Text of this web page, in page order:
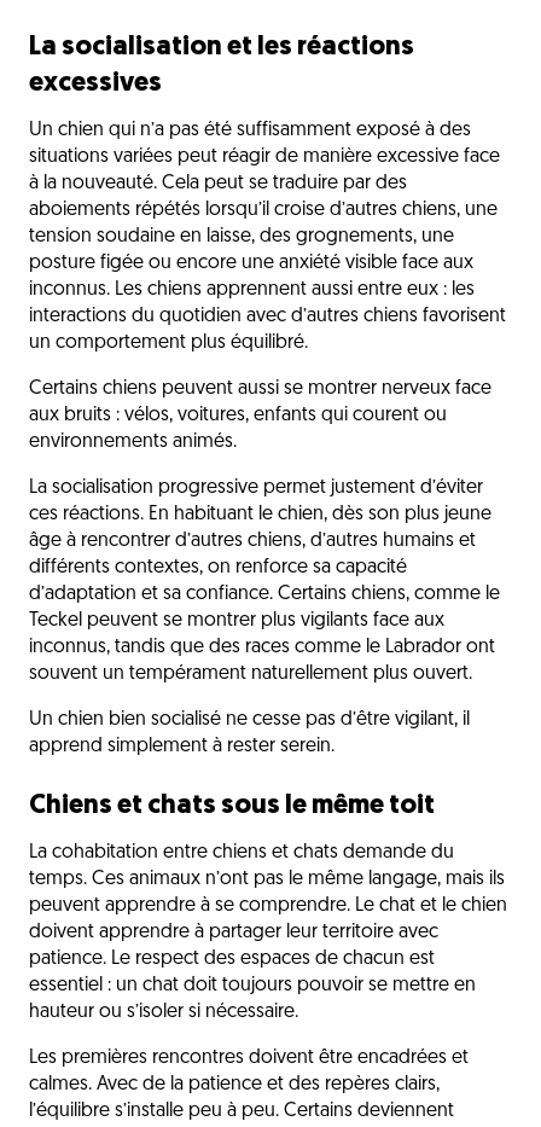
La socialisation et les réactions
excessives
Un chien qui n’a pas été suffisamment exposé à des
situations variées peut réagir de manière excessive face
à la nouveauté. Cela peut se traduire par des
aboiements répétés lorsqu’il croise d’autres chiens, une
tension soudaine en laisse, des grognements, une
posture figée ou encore une anxiété visible face aux
inconnus. Les chiens apprennent aussi entre eux : les
interactions du quotidien avec d’autres chiens favorisent
un comportement plus équilibré.
Certains chiens peuvent aussi se montrer nerveux face
aux bruits : vélos, voitures, enfants qui courent ou
environnements animés.
La socialisation progressive permet justement d’éviter
ces réactions. En habituant le chien, dès son plus jeune
âge à rencontrer d’autres chiens, d’autres humains et
différents contextes, on renforce sa capacité
d’adaptation et sa confiance. Certains chiens, comme le
Teckel peuvent se montrer plus vigilants face aux
inconnus, tandis que des races comme le Labrador ont
souvent un tempérament naturellement plus ouvert.
Un chien bien socialisé ne cesse pas d’être vigilant, il
apprend simplement à rester serein.
Chiens et chats sous le même toit
La cohabitation entre chiens et chats demande du
temps. Ces animaux n’ont pas le même langage, mais ils
peuvent apprendre à se comprendre. Le chat et le chien
doivent apprendre à partager leur territoire avec
patience. Le respect des espaces de chacun est
essentiel : un chat doit toujours pouvoir se mettre en
hauteur ou s’isoler si nécessaire.
Les premières rencontres doivent être encadrées et
calmes. Avec de la patience et des repères clairs,
l’équilibre s’installe peu à peu. Certains deviennent